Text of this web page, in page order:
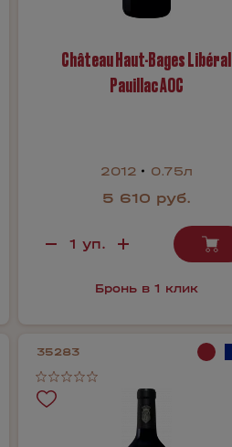
Château Haut-Bages Libéral
Pauillac AOC
2012 0.75л
5 610 руб.
Бронь в 1 клик
35283